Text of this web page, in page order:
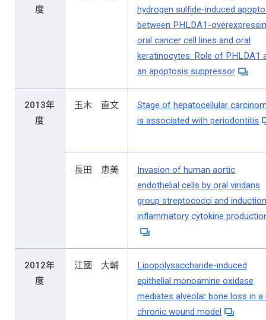
度
hydrogen sulfide-induced
between PHLDA1-
oral cancer cell lines and oral
keratinocytes: Role of PHLDA1
an apoptosis suppressor
2013年
度
玉木 直文
Stage of hepatocellular
is associated with periodontitis
長田 恵美
Invasion of human aortic
endothelial cells by oral viridans
group streptococci and
inflammatory cytokine
2012年
度
江國 大輔
Lipopolysaccharide-induced
epithelial monoamine oxidase
mediates alveolar bone loss in a
chronic wound model